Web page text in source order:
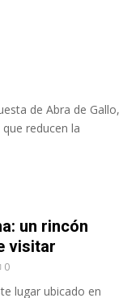
de Abra de Gallo,
reducen la
un rincón
visitar
0
lugar ubicado en